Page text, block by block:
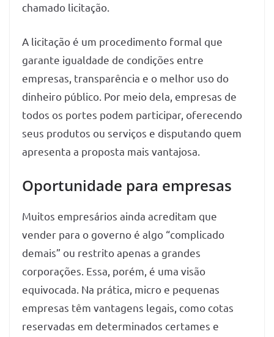
chamado licitação.
A licitação é um procedimento formal que
garante igualdade de condições entre
empresas, transparência e o melhor uso do
dinheiro público. Por meio dela, empresas de
todos os portes podem participar, oferecendo
seus produtos ou serviços e disputando quem
apresenta a proposta mais vantajosa.
Oportunidade para empresas
Muitos empresários ainda acreditam que
vender para o governo é algo “complicado
demais” ou restrito apenas a grandes
corporações. Essa, porém, é uma visão
equivocada. Na prática, micro e pequenas
empresas têm vantagens legais, como cotas
reservadas em determinados certames e